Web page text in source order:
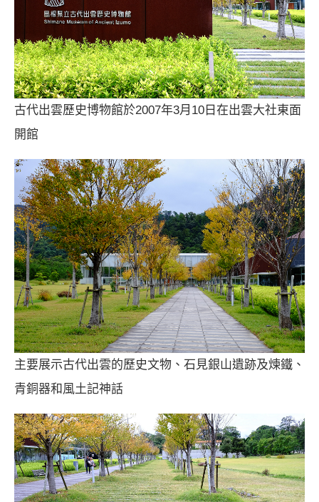
古代出雲歷史博物館於2007年3月10日在出雲大社東面
開館
主要展示古代出雲的歷史文物、石見銀山遺跡及煉鐵、
青銅器和風土記神話